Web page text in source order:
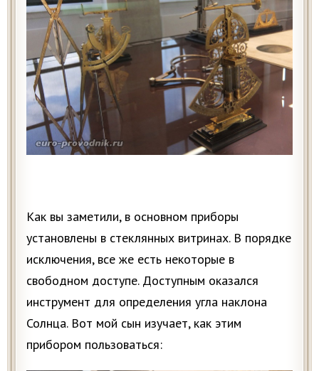
Как вы заметили, в основном приборы
установлены в стеклянных витринах. В порядке
исключения, все же есть некоторые в
свободном доступе. Доступным оказался
инструмент для определения угла наклона
Солнца. Вот мой сын изучает, как этим
прибором пользоваться: